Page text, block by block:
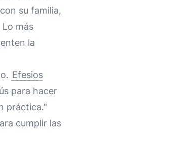
su familia,
más
la
Efesios
para hacer
práctica."
cumplir las